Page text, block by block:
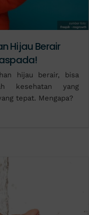
Hijau Berair
hijau berair, bisa
kesehatan yang
tepat. Mengapa?